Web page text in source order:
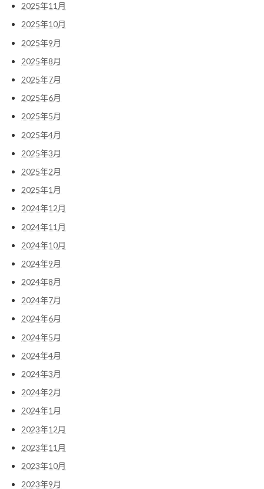
2025年11月
2025年10月
2025年9月
2025年8月
2025年7月
2025年6月
2025年5月
2025年4月
2025年3月
2025年2月
2025年1月
2024年12月
2024年11月
2024年10月
2024年9月
2024年8月
2024年7月
2024年6月
2024年5月
2024年4月
2024年3月
2024年2月
2024年1月
2023年12月
2023年11月
2023年10月
2023年9月